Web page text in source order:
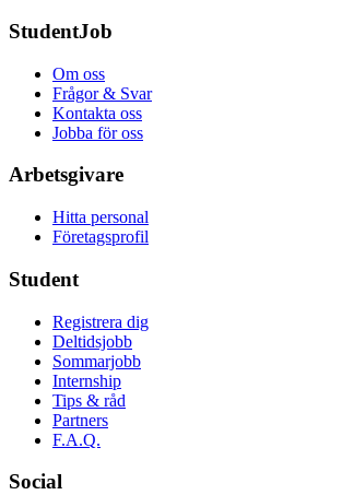
StudentJob
Om oss
Frågor & Svar
Kontakta oss
Jobba för oss
Arbetsgivare
Hitta personal
Företagsprofil
Student
Registrera dig
Deltidsjobb
Sommarjobb
Internship
Tips & råd
Partners
F.A.Q.
Social